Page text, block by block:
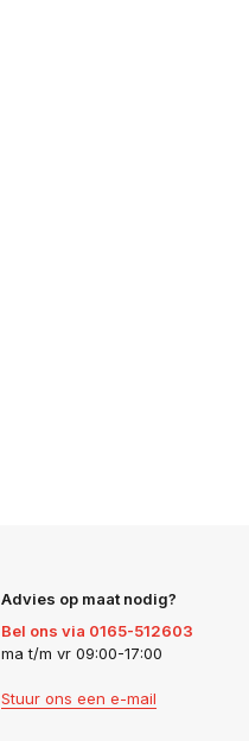
Advies op maat nodig?
Bel ons via 0165-512603
ma t/m vr 09:00-17:00
Stuur ons een e-mail